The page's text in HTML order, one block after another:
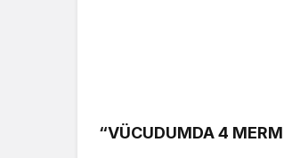
“VÜCUDUMDA 4